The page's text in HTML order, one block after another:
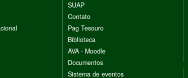
SUAP
Contato
Pag Tesouro
Biblioteca
AVA - Moodle
Documentos
Sistema de eventos